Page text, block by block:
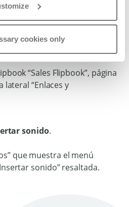
cookies only
la Navegación por
de la pantalla. Una vez
clic en la opción
sonido.